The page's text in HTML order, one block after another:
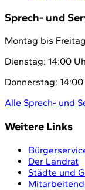
Sprech- und
Montag bis
Dienstag: 14:00
Donnerstag:
Alle Sprech- und
Weitere Links
Der Landrat
Städte und